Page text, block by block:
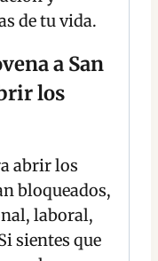
de tu vida.
a San
los
abrir los
bloqueados,
laboral,
sientes que